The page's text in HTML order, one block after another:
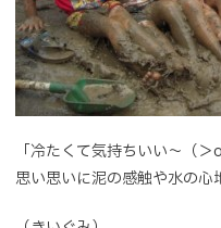
「冷たくて気持ちいい～（
思い思いに泥の感触や水の心